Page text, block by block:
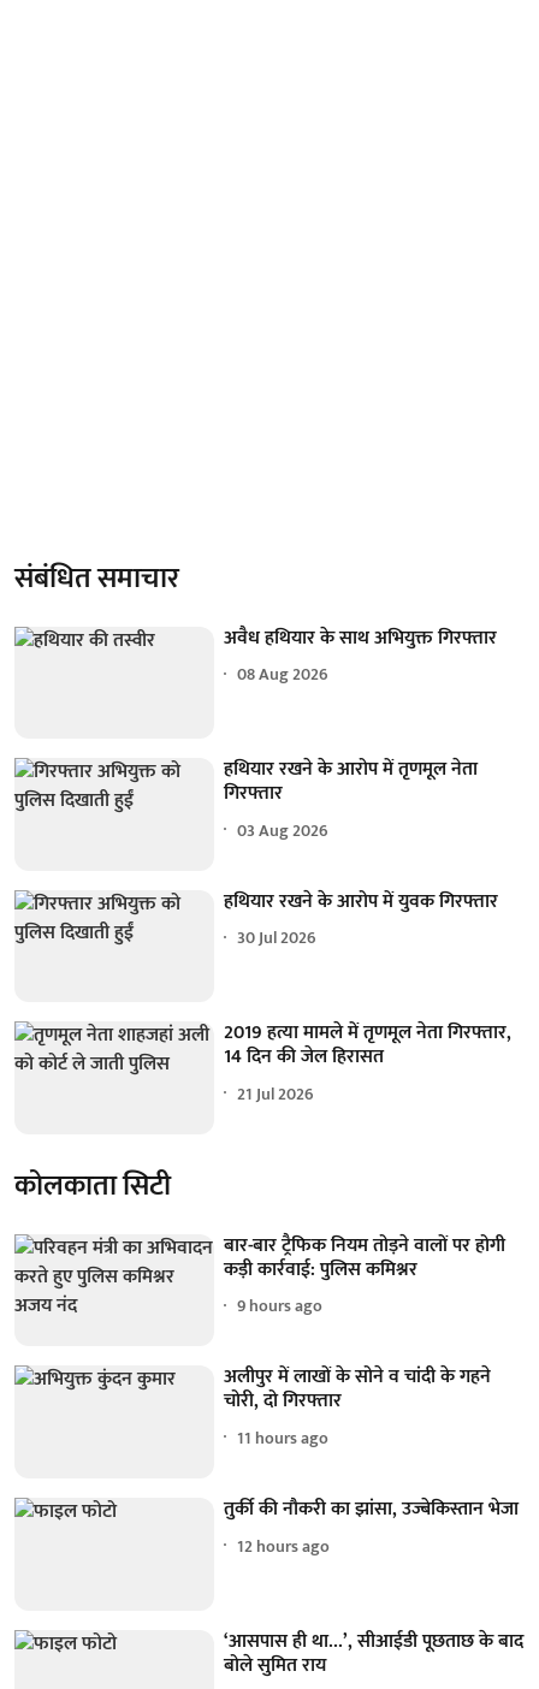
संबंधित समाचार
अवैध हथियार के साथ अभियुक्त गिरफ्तार
08 Aug 2026
हथियार रखने के आरोप में तृणमूल नेता
गिरफ्तार
03 Aug 2026
हथियार रखने के आरोप में युवक गिरफ्तार
30 Jul 2026
2019 हत्या मामले में तृणमूल नेता गिरफ्तार,
14 दिन की जेल हिरासत
21 Jul 2026
कोलकाता सिटी
बार-बार ट्रैफिक नियम तोड़ने वालों पर होगी
कड़ी कार्रवाई: पुलिस कमिश्नर
9 hours ago
अलीपुर में लाखों के सोने व चांदी के गहने
चोरी, दो गिरफ्तार
11 hours ago
तुर्की की नौकरी का झांसा, उज्बेकिस्तान भेजा
12 hours ago
‘आसपास ही था...’, सीआईडी पूछताछ के बाद
बोले सुमित राय